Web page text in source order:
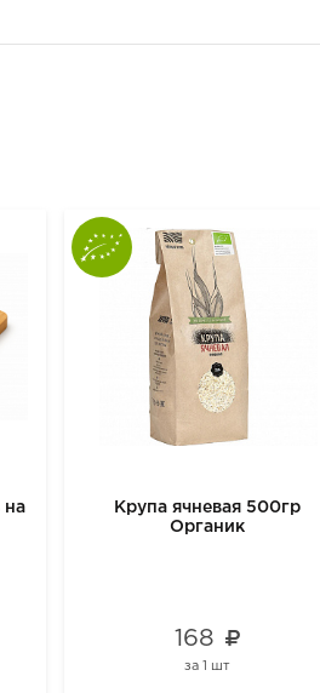
на
Крупа ячневая 500гр
Органик
168
за1 шт